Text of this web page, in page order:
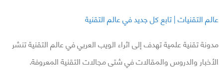
عالم التقنيات | تابع كل جديد في عالم التقنية
مدونة تقنية علمية تهدف إلى اثراء الويب العربي في عالم التقنية تنشر
الأخبار والدروس والمقالات في شتى مجالات التقنية المعروفة.